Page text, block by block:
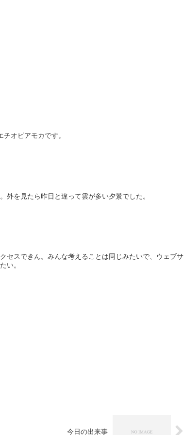
オピアモカです。
外を見たら昨日と違って雲が多い夕景でした。
セスできん。みんな考えることは同じみたいで、ウェブサ
い。
今日の出来事